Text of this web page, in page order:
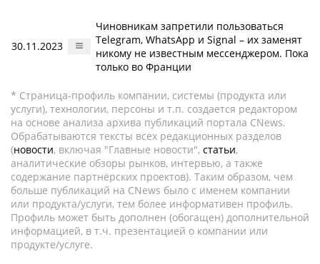
30.11.2023
Чиновникам запретили пользоваться
Telegram, WhatsApp и Signal – их заменят
никому не известным мессенджером. Пока
только во Франции
* Страница-профиль компании, системы (продукта или
услуги), технологии, персоны и т.п. создается редактором
на основе анализа архива публикаций портала CNews.
Обрабатываются тексты всех редакционных разделов
(новости, включая "Главные новости", статьи,
аналитические обзоры рынков, интервью, а также
содержание партнёрских проектов). Таким образом, чем
больше публикаций на CNews было с именем компании
или продукта/услуги, тем более информативен профиль.
Профиль может быть дополнен (обогащен) дополнительной
информацией, в т.ч. презентацией о компании или
продукте/услуге.